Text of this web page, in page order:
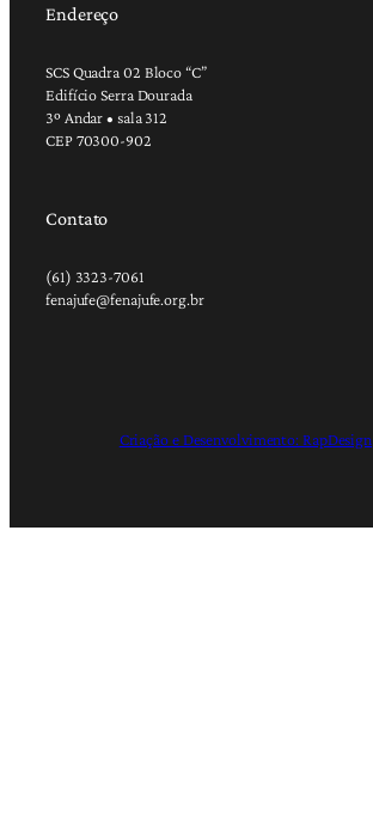
Endereço
SCS Quadra 02 Bloco “C”
Edifício Serra Dourada
3º Andar • sala 312
CEP 70300-902
Contato
(61) 3323-7061
fenajufe@fenajufe.org.br
Criação e Desenvolvimento: RapDesign